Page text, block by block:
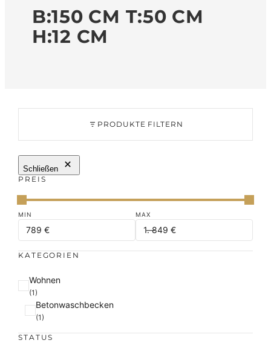
B:150 CM T:50 CM
H:12 CM
PRODUKTE FILTERN
Schließen
PREIS
KATEGORIEN
K
a
g
Wohnen
(1)
Betonwaschbecken
(1)
STATUS